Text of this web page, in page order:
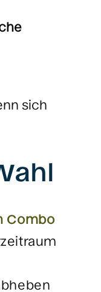
sich
Combo